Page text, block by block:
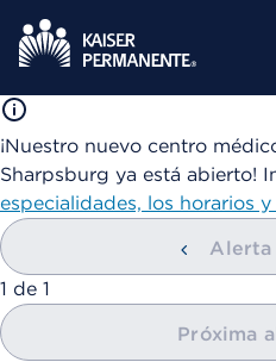
¡Nuestro nuevo centro
Sharpsburg ya está abierto!
especialidades, los horarios y
mostrando
1 de 1
Próxima